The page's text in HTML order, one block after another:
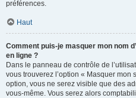
préférences.
Haut
Comment puis-je masquer mon nom
en ligne ?
Dans le panneau de contrôle de
vous trouverez l’option « Masquer mon
option, vous ne serez visible que des
vous-même. Vous serez alors